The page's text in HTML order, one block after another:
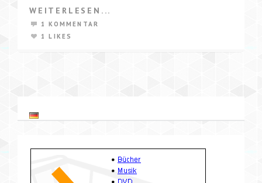
WEITERLESEN...
1 KOMMENTAR
1 LIKES